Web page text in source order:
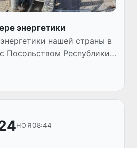
энергетики
нашей страны в
Посольством Республики
проведен
«Динамика
реформы...
НОЯ08:44